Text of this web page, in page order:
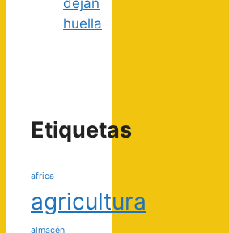
huella
Etiquetas
africa
agricultura
almacén